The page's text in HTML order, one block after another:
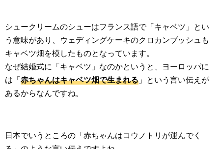
シュークリームのシューはフランス語で「キャベツ」とい
う意味があり、ウェディングケーキのクロカンブッシュも
キャベツ畑を模したものとなっています。
なぜ結婚式に「キャベツ」なのかというと、ヨーロッパに
は「赤ちゃんはキャベツ畑で生まれる 」という言い伝えが
あるからなんですね。
日本でいうところの「赤ちゃんはコウノトリが運んでく